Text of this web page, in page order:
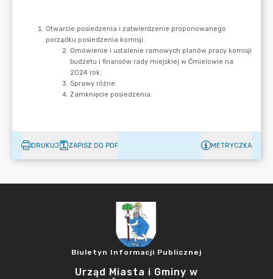
DRUKUJ ZAPISZ DO PDF METRYCZKA
Biuletyn Informacji Publicznej
Urząd Miasta i Gminy w